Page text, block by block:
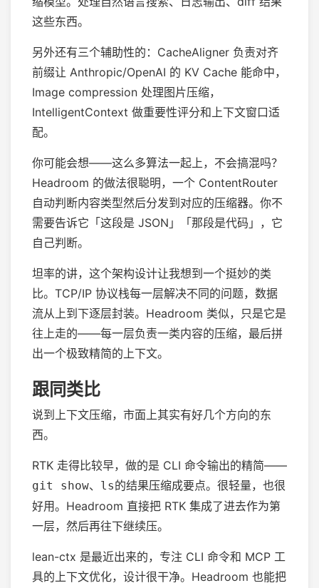
这些东西。
另外还有三个辅助性的：CacheAligner 负责对齐
前缀让 Anthropic/OpenAI 的 KV Cache 能命中，
Image compression 处理图片压缩，
IntelligentContext 做重要性评分和上下文窗口适
配。
你可能会想——这么多算法一起上，不会搞混吗？
Headroom 的做法很聪明，一个 ContentRouter
自动判断内容类型然后分发到对应的压缩器。你不
需要告诉它「这段是 JSON」「那段是代码」，它
自己判断。
坦率的讲，这个架构设计让我想到一个挺妙的类
比。TCP/IP 协议栈每一层解决不同的问题，数据
流从上到下逐层封装。Headroom 类似，只是它是
往上走的——每一层负责一类内容的压缩，最后拼
出一个极致精简的上下文。
跟同类比
说到上下文压缩，市面上其实有好几个方向的东
西。
RTK 走得比较早，做的是 CLI 命令输出的精简——
git show、 ls的结果压缩成要点。很轻量，也很
好用。Headroom 直接把 RTK 集成了进去作为第
一层，然后再往下继续压。
lean-ctx 是最近出来的，专注 CLI 命令和 MCP 工
具的上下文优化，设计很干净。Headroom 也能把